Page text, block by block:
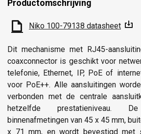
Productomschrijving
Niko 100-79138 datasheet
Dit mechanisme met RJ45-
coaxconnector is geschikt voor
telefonie, Ethernet, IP, PoE of
voor PoE++. Alle aansluitingen
verbonden met de centrale
hetzelfde prestatieniveau.
binnenafmetingen van 45 x 45 mm,
x 71 mm, en wordt bevestigd met